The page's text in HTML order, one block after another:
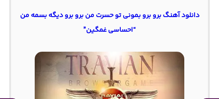
دانلود آهنگ برو برو بمونی تو حسرت من برو برو دیگه بسمه من
“احساسی غمگین”